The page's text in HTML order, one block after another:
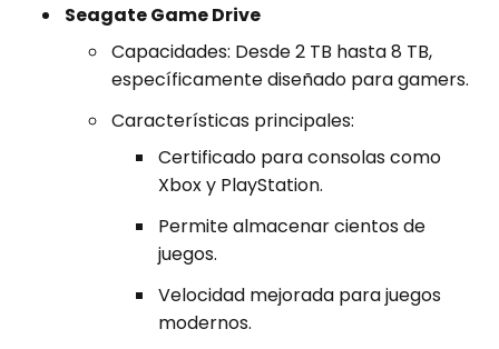
Seagate Game Drive
Capacidades: Desde 2 TB hasta 8 TB,
específicamente diseñado para gamers.
Características principales:
Certificado para consolas como
Xbox y PlayStation.
Permite almacenar cientos de
juegos.
Velocidad mejorada para juegos
modernos.